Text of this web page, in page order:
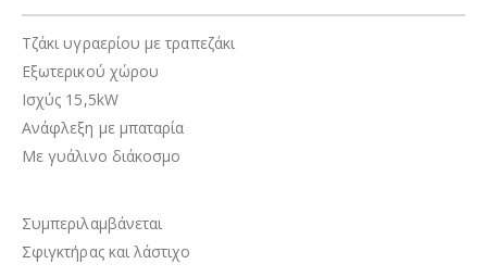
Τζάκι υγραερίου με τραπεζάκι
Εξωτερικού χώρου
Ισχύς 15,5kW
Ανάφλεξη με μπαταρία
Με γυάλινo διάκοσμο
Συμπεριλαμβάνεται
Σφιγκτήρας και λάστιχο